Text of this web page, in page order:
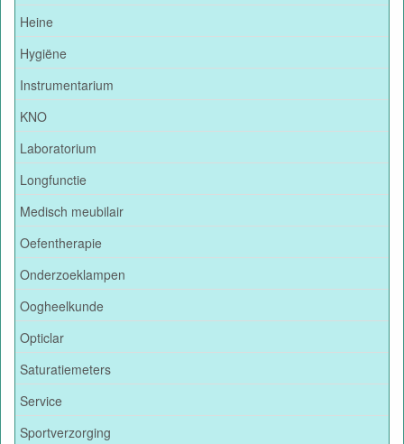
Heine
Hygiëne
Instrumentarium
KNO
Laboratorium
Longfunctie
Medisch meubilair
Oefentherapie
Onderzoeklampen
Oogheelkunde
Opticlar
Saturatiemeters
Service
Sportverzorging